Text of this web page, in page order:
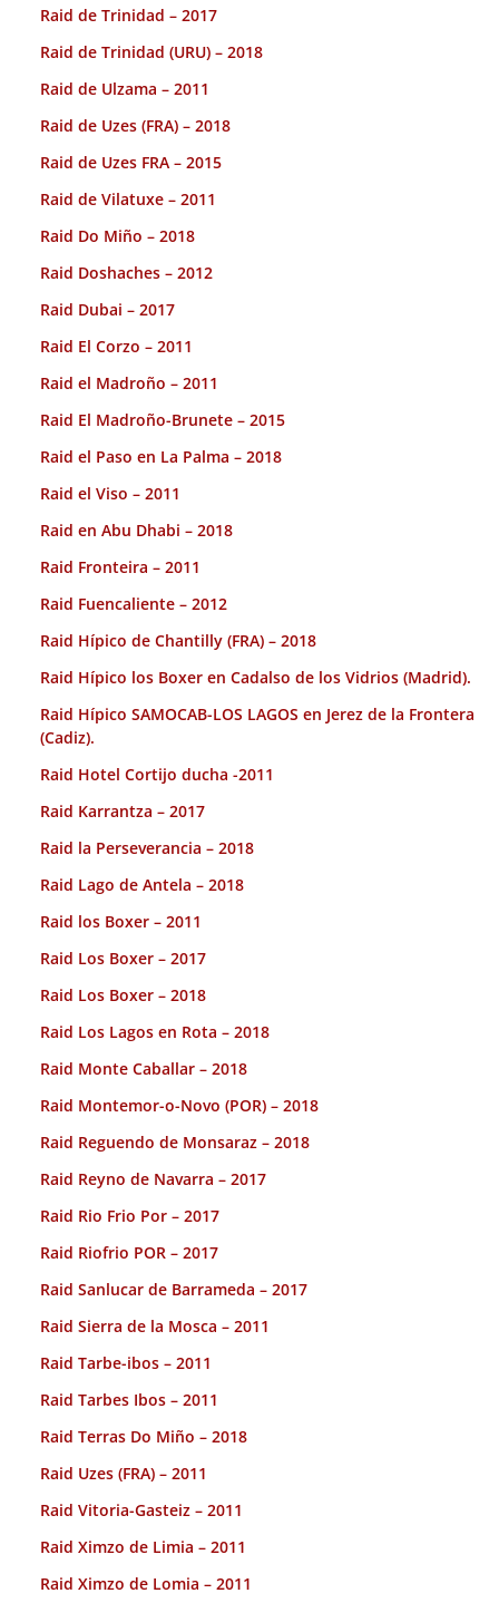
Raid de Trinidad – 2017
Raid de Trinidad (URU) – 2018
Raid de Ulzama – 2011
Raid de Uzes (FRA) – 2018
Raid de Uzes FRA – 2015
Raid de Vilatuxe – 2011
Raid Do Miño – 2018
Raid Doshaches – 2012
Raid Dubai – 2017
Raid El Corzo – 2011
Raid el Madroño – 2011
Raid El Madroño-Brunete – 2015
Raid el Paso en La Palma – 2018
Raid el Viso – 2011
Raid en Abu Dhabi – 2018
Raid Fronteira – 2011
Raid Fuencaliente – 2012
Raid Hípico de Chantilly (FRA) – 2018
Raid Hípico los Boxer en Cadalso de los Vidrios (Madrid).
Raid Hípico SAMOCAB-LOS LAGOS en Jerez de la Frontera
(Cadiz).
Raid Hotel Cortijo ducha -2011
Raid Karrantza – 2017
Raid la Perseverancia – 2018
Raid Lago de Antela – 2018
Raid los Boxer – 2011
Raid Los Boxer – 2017
Raid Los Boxer – 2018
Raid Los Lagos en Rota – 2018
Raid Monte Caballar – 2018
Raid Montemor-o-Novo (POR) – 2018
Raid Reguendo de Monsaraz – 2018
Raid Reyno de Navarra – 2017
Raid Rio Frio Por – 2017
Raid Riofrio POR – 2017
Raid Sanlucar de Barrameda – 2017
Raid Sierra de la Mosca – 2011
Raid Tarbe-ibos – 2011
Raid Tarbes Ibos – 2011
Raid Terras Do Miño – 2018
Raid Uzes (FRA) – 2011
Raid Vitoria-Gasteiz – 2011
Raid Ximzo de Limia – 2011
Raid Ximzo de Lomia – 2011